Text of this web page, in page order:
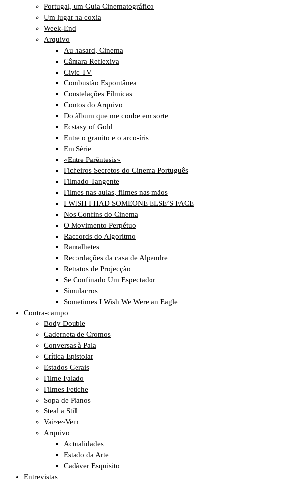
Portugal, um Guia Cinematográfico
Um lugar na coxia
Week-End
Arquivo
Au hasard, Cinema
Câmara Reflexiva
Civic TV
Combustão Espontânea
Constelações Fílmicas
Contos do Arquivo
Do álbum que me coube em sorte
Ecstasy of Gold
Entre o granito e o arco-íris
Em Série
«Entre Parêntesis»
Ficheiros Secretos do Cinema Português
Filmado Tangente
Filmes nas aulas, filmes nas mãos
I WISH I HAD SOMEONE ELSE’S FACE
Nos Confins do Cinema
O Movimento Perpétuo
Raccords do Algoritmo
Ramalhetes
Recordações da casa de Alpendre
Retratos de Projecção
Se Confinado Um Espectador
Simulacros
Sometimes I Wish We Were an Eagle
Contra-campo
Body Double
Caderneta de Cromos
Conversas à Pala
Crítica Epistolar
Estados Gerais
Filme Falado
Filmes Fetiche
Sopa de Planos
Steal a Still
Vai~e~Vem
Arquivo
Actualidades
Estado da Arte
Cadáver Esquisito
Entrevistas